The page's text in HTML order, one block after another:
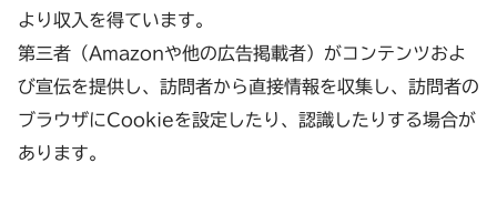
より収入を得ています。
第三者（Amazonや他の広告掲載者）がコンテンツおよ
び宣伝を提供し、訪問者から直接情報を収集し、訪問者の
ブラウザにCookieを設定したり、認識したりする場合が
あります。